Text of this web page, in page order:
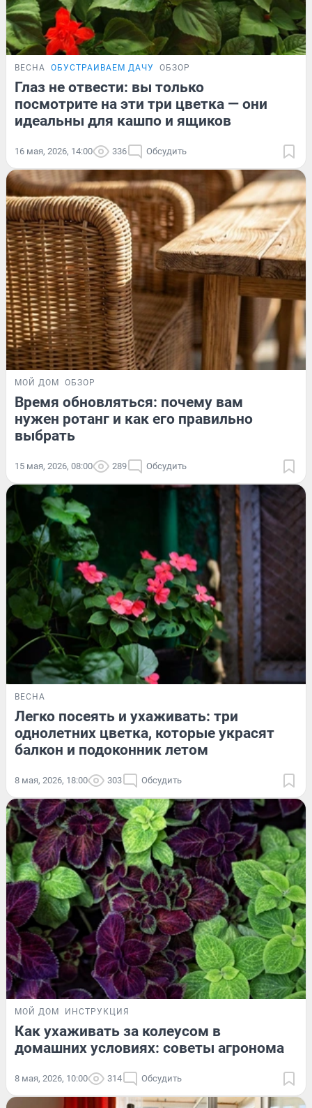
ВЕСНА ОБУСТРАИВАЕМ ДАЧУ ОБЗОР
Глаз не отвести: вы только
посмотрите на эти три цветка — они
идеальны для кашпо и ящиков
16 мая, 2026, 14:00 336 Обсудить
МОЙ ДОМ ОБЗОР
Время обновляться: почему вам
нужен ротанг и как его правильно
выбрать
15 мая, 2026, 08:00 289 Обсудить
ВЕСНА
Легко посеять и ухаживать: три
однолетних цветка, которые украсят
балкон и подоконник летом
8 мая, 2026, 18:00 303 Обсудить
МОЙ ДОМ ИНСТРУКЦИЯ
Как ухаживать за колеусом в
домашних условиях: советы агронома
8 мая, 2026, 10:00 314 Обсудить